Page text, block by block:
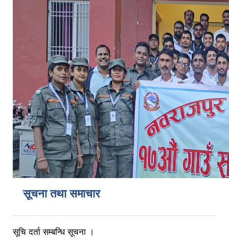
सूचना तथा समाचार
सूचि दर्ता सम्बन्धि सूचना ।